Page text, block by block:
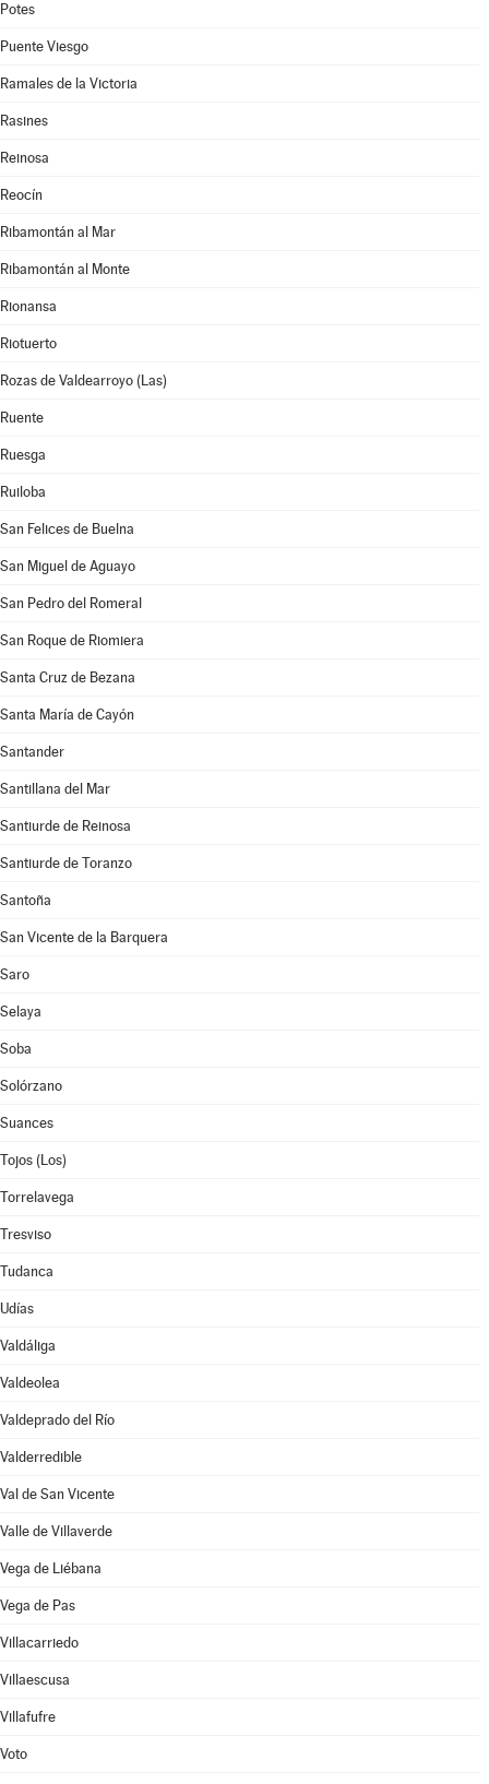
Potes
Puente Viesgo
Ramales de la Victoria
Rasines
Reinosa
Reocín
Ribamontán al Mar
Ribamontán al Monte
Rionansa
Riotuerto
Rozas de Valdearroyo (Las)
Ruente
Ruesga
Ruiloba
San Felices de Buelna
San Miguel de Aguayo
San Pedro del Romeral
San Roque de Riomiera
Santa Cruz de Bezana
Santa María de Cayón
Santander
Santillana del Mar
Santiurde de Reinosa
Santiurde de Toranzo
Santoña
San Vicente de la Barquera
Saro
Selaya
Soba
Solórzano
Suances
Tojos (Los)
Torrelavega
Tresviso
Tudanca
Udías
Valdáliga
Valdeolea
Valdeprado del Río
Valderredible
Val de San Vicente
Valle de Villaverde
Vega de Liébana
Vega de Pas
Villacarriedo
Villaescusa
Villafufre
Voto